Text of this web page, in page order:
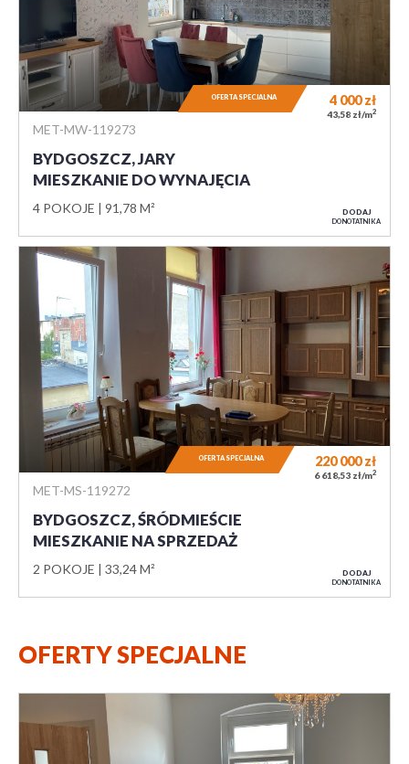
MET-MW-119273
BYDGOSZCZ, JARY
MIESZKANIE DO WYNAJĘCIA
4 POKOJE 91,78 M²
4 000zł
43,58 zł/m2
OFERTA SPECJALNA
DODAJ
DO NOTATNIKA
MET-MS-119272
BYDGOSZCZ, ŚRÓDMIEŚCIE
MIESZKANIE NA SPRZEDAŻ
2 POKOJE 33,24 M²
220 000zł
6 618,53 zł/m2
OFERTA SPECJALNA
DODAJ
DO NOTATNIKA
OFERTY SPECJALNE